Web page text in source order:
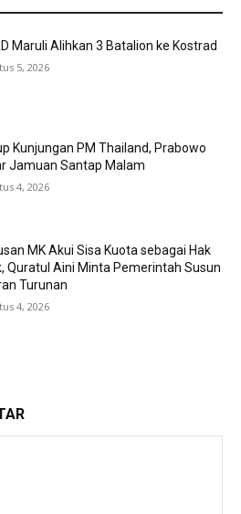
Maruli Alihkan 3 Batalion ke Kostrad
5, 2026
Kunjungan PM Thailand, Prabowo
Jamuan Santap Malam
4, 2026
MK Akui Sisa Kuota sebagai Hak
Quratul Aini Minta Pemerintah Susun
Turunan
4, 2026